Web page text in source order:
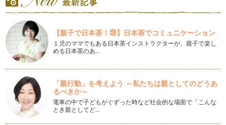
えんぴつを持てるようになるには◯◯の練習を！
うちの子、えんぴつの持ち方が変だなぁ・・・と思ったときに
は、お箸の持ち方をチェックしてみて…
字が上手に書ける子になるためのおうち遊び〜1歳編②〜
このコラムの中でも紹介している「3本指」を使った遊び。 字
が上手くなることへの第一…
字が上手に書ける子になるためのおうち遊び〜1歳編①〜
字がうまい子と、なかなか思い通りに書けない子では何が違う
のだろう？と思って見ていると、やは…
【親子で日本茶！㉔】日本茶でコミュニケーション
１児のママでもある日本茶インストラクターが、親子で楽し
める日本茶のあ…
「親行動」を考えよう ～私たちは親としてのどうあ
るべきか～
電車の中で子どもがぐずった時など社会的な場面で「こんな
とき親としてど…